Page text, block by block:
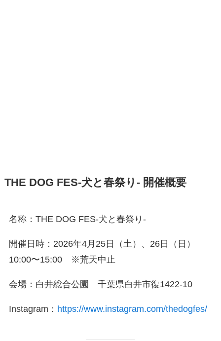
THE DOG FES-犬と春祭り- 開催概要
名称：THE DOG FES-犬と春祭り-
開催日時：2026年4月25日（土）、26日（日）
10:00〜15:00 ※荒天中止
会場：白井総合公園 千葉県白井市復1422-10
Instagram： https://www.instagram.com/thedogfes/